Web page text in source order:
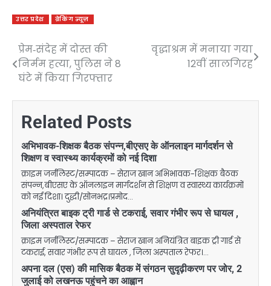
उत्तर प्रदेश ब्रेकिंग न्यूज़
Post
navigation
प्रेम‑संदेह में दोस्त की
निर्मम हत्या, पुलिस ने 8
घंटे में किया गिरफ्तार
वृद्धाश्रम में मनाया गया
12वीं सालगिरह
Related Posts
अभिभावक-शिक्षक बैठक संपन्न,बीएसए के ऑनलाइन मार्गदर्शन से
शिक्षण व स्वास्थ्य कार्यक्रमों को नई दिशा
क्राइम जर्नलिस्ट/सम्पादक – सेराज खान अभिभावक-शिक्षक बैठक
संपन्न,बीएसए के ऑनलाइन मार्गदर्शन से शिक्षण व स्वास्थ्य कार्यक्रमों
को नई दिशा। दुद्धी/सोनभद्र।प्रमोद…
अनियंत्रित बाइक ट्री गार्ड से टकराई, सवार गंभीर रूप से घायल ,
जिला अस्पताल रेफर
क्राइम जर्नलिस्ट/सम्पादक – सेराज खान अनियंत्रित बाइक ट्री गार्ड से
टकराई, सवार गंभीर रूप से घायल , जिला अस्पताल रेफर।…
अपना दल (एस) की मासिक बैठक में संगठन सुदृढ़ीकरण पर जोर, 2
जुलाई को लखनऊ पहुंचने का आह्वान